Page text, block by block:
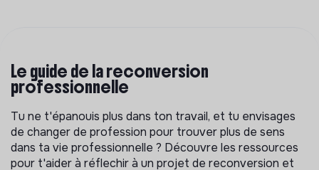
Le guide de la reconversion
professionnelle
Tu ne t'épanouis plus dans ton travail, et tu envisages
de changer de profession pour trouver plus de sens
dans ta vie professionnelle ? Découvre les ressources
pour t'aider à réflechir à un projet de reconversion et